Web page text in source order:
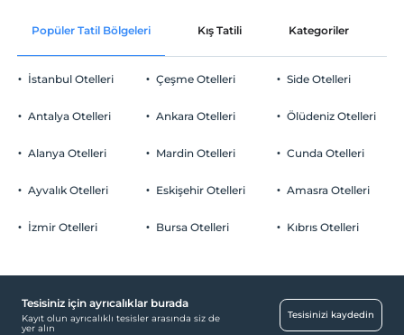
Şezlong & Şemsiye
Ortak alanlar ve tüm odalar
Otopark
Ücretsiz Halka Açık Otopark
Yiyecek & İçecek
Check/out
En geç saat 12:00 ve öncesi
Evcil Hayvan
2 yaşına kadar olan bebekler ücretsizdir.
Popüler Tatil Bölgeleri Kış Tatili Kategoriler
İstanbul Otelleri
Antalya Otelleri
Alanya Otelleri
Ayvalık Otelleri
İzmir Otelleri
Çeşme Otelleri
Ankara Otelleri
Mardin Otelleri
Eskişehir Otelleri
Bursa Otelleri
Side Otelleri
Ölüdeniz Otelleri
Cunda Otelleri
Amasra Otelleri
Kıbrıs Otelleri
Tesisiniz için ayrıcalıklar burada
Kayıt olun ayrıcalıklı tesisler arasında siz de
yer alın
Tesisinizi kaydedin